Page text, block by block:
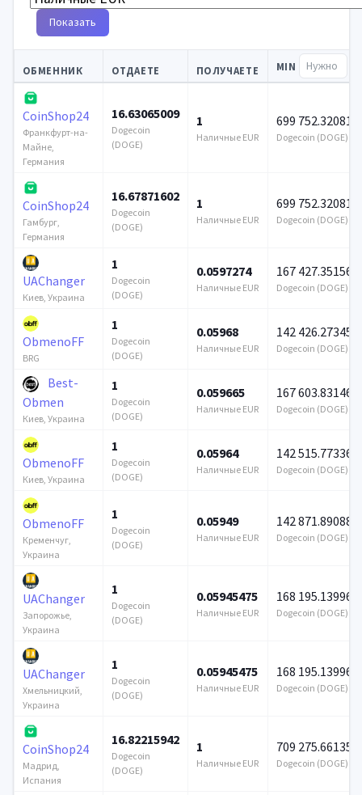
Показать
ОБМЕННИК ОТДАЕТЕ ПОЛУЧАЕТЕ MIN
CoinShop24
Франкфурт-на-
Майне,
Германия
16.63065009
Dogecoin
(DOGE)
1
Наличные EUR
699 752.320812
Dogecoin (DOGE)
CoinShop24
Гамбург,
Германия
16.67871602
Dogecoin
(DOGE)
1
Наличные EUR
699 752.320812
Dogecoin (DOGE)
UAChanger
Киев, Украина
1
Dogecoin
(DOGE)
0.0597274
Наличные EUR
167 427.351564
Dogecoin (DOGE)
ObmenoFF
BRG
1
Dogecoin
(DOGE)
0.05968
Наличные EUR
142 426.273458
Dogecoin (DOGE)
Best-
Obmen
Киев, Украина
1
Dogecoin
(DOGE)
0.059665
Наличные EUR
167 603.831468
Dogecoin (DOGE)
ObmenoFF
Киев, Украина
1
Dogecoin
(DOGE)
0.05964
Наличные EUR
142 515.773364
Dogecoin (DOGE)
ObmenoFF
Кременчуг,
Украина
1
Dogecoin
(DOGE)
0.05949
Наличные EUR
142 871.890886
Dogecoin (DOGE)
UAChanger
Запорожье,
Украина
1
Dogecoin
(DOGE)
0.05945475
Наличные EUR
168 195.139964
Dogecoin (DOGE)
UAChanger
Хмельницкий,
Украина
1
Dogecoin
(DOGE)
0.05945475
Наличные EUR
168 195.139964
Dogecoin (DOGE)
CoinShop24
Мадрид,
Испания
16.82215942
Dogecoin
(DOGE)
1
Наличные EUR
709 275.661355
Dogecoin (DOGE)